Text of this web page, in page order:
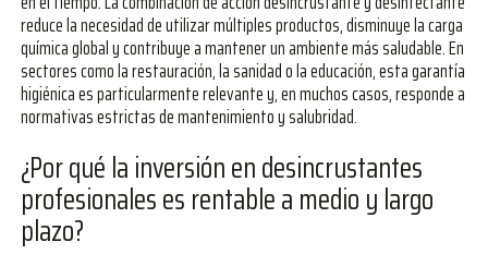
reduce la necesidad de utilizar múltiples productos, disminuye la carga
química global y contribuye a mantener un ambiente más saludable. En
sectores como la restauración, la sanidad o la educación, esta garantía
higiénica es particularmente relevante y, en muchos casos, responde a
normativas estrictas de mantenimiento y salubridad.
¿Por qué la inversión en desincrustantes
profesionales es rentable a medio y largo
plazo?